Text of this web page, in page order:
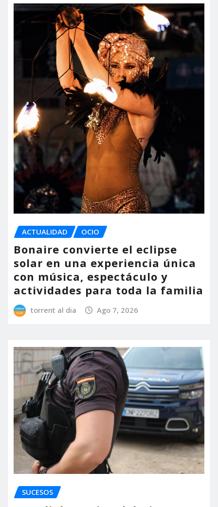
ACTUALIDAD OCIO
Bonaire convierte el eclipse
solar en una experiencia única
con música, espectáculo y
actividades para toda la familia
torrent al dia Ago 7, 2026
SUCESOS